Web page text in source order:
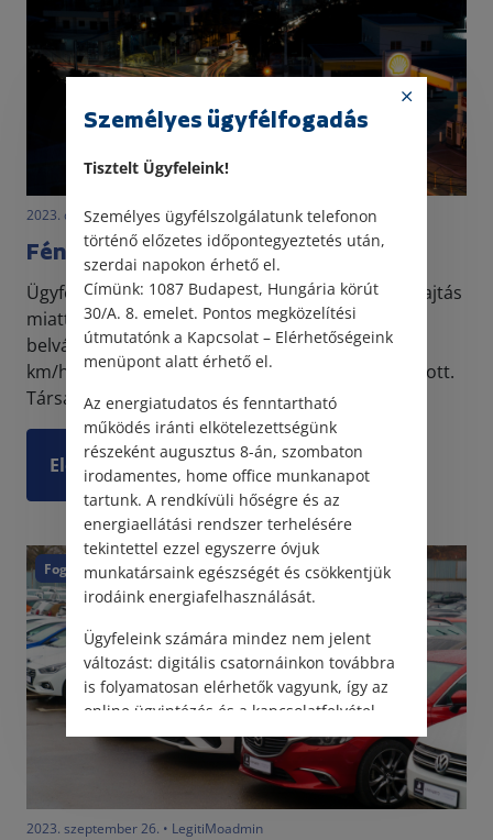
2023. december 5. • LegitiMoadmin
Fénysebességgel a belvárosban
Ügyfelünk csekket kapott a rendőrségtől gyorshajtás
miatt, a rendőrség szerint ugyanis Budapest
belvárosában a megengedettnél gyorsabban, 50
km/h sebesség helyett 72 km/h sebességgel hajtott.
Társa...
Elolvasom
Fogyasztóvédelem Közlekedés
2023. szeptember 26. • LegitiMoadmin
Személyes ügyfélfogadás
Tisztelt Ügyfeleink!
Személyes ügyfélszolgálatunk telefonon
történő előzetes időpontegyeztetés után,
szerdai napokon érhető el.
Címünk: 1087 Budapest, Hungária körút
30/A. 8. emelet. Pontos megközelítési
útmutatónk a Kapcsolat – Elérhetőségeink
menüpont alatt érhető el.
Az energiatudatos és fenntartható
működés iránti elkötelezettségünk
részeként augusztus 8-án, szombaton
irodamentes, home office munkanapot
tartunk. A rendkívüli hőségre és az
energiaellátási rendszer terhelésére
tekintettel ezzel egyszerre óvjuk
munkatársaink egészségét és csökkentjük
irodáink energiafelhasználását.
Ügyfeleink számára mindez nem jelent
változást: digitális csatornáinkon továbbra
is folyamatosan elérhetők vagyunk, így az
online ügyintézés és a kapcsolatfelvétel
változatlanul biztosított.